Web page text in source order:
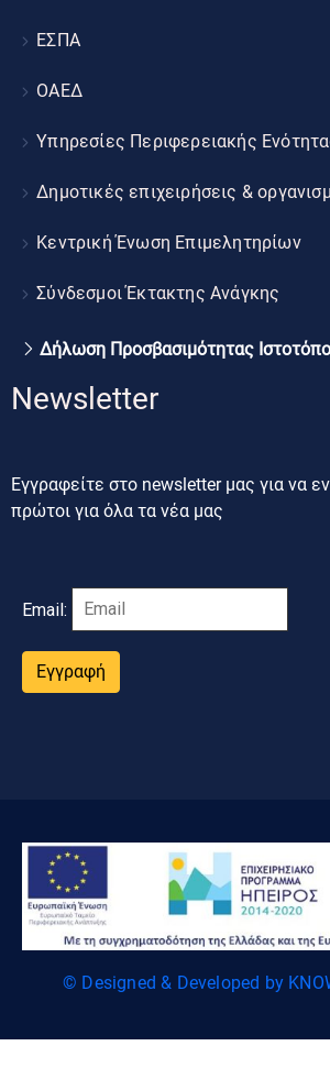
ΕΣΠΑ
ΟΑΕΔ
Υπηρεσίες Περιφερειακής
Δημοτικές επιχειρήσεις &
Κεντρική Ένωση Επιμελητηρίων
Σύνδεσμοι Έκτακτης Ανάγκης
Δήλωση Προσβασιμότητας
Newsletter
Εγγραφείτε στο newsletter μας για να
πρώτοι για όλα τα νέα μας
Email:
Εγγραφή
© Designed & Developed by